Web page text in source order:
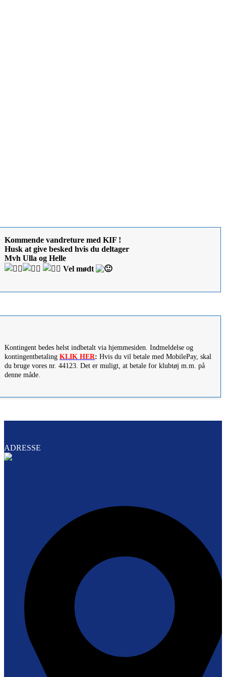
Kommende vandreture med KIF !
Husk at give besked hvis du deltager
Mvh Ulla og Helle
Vel mødt
Kontingent bedes helst indbetalt via hjemmesiden. Indmeldelse og
kontingentbetaling KLIK HER: Hvis du vil betale med MobilePay, skal
du bruge vores nr. 44123. Det er muligt, at betale for klubtøj m.m. på
denne måde.
ADRESSE